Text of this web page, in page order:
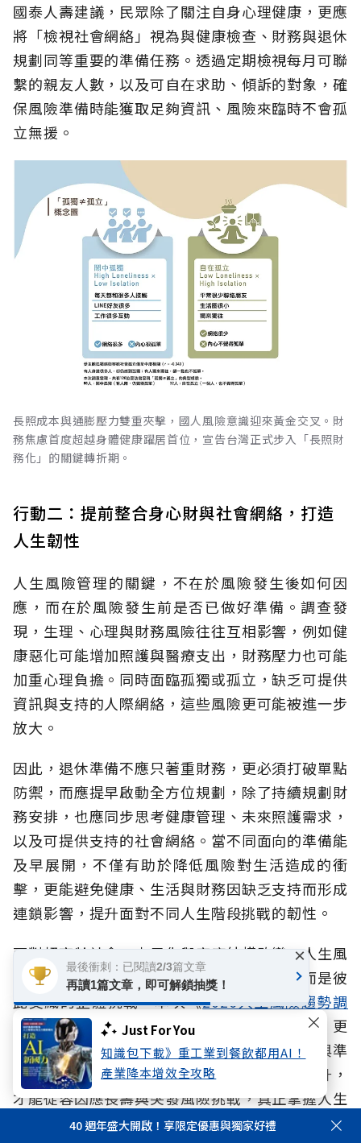
Just For You
知識包下載》重工業到餐飲都用AI！
產業降本增效全攻略
國泰人壽建議，民眾除了關注自身心理健康，更應
將「檢視社會網絡」視為與健康檢查、財務與退休
規劃同等重要的準備任務。透過定期檢視每月可聯
繫的親友人數，以及可自在求助、傾訴的對象，確
保風險準備時能獲取足夠資訊、風險來臨時不會孤
立無援。
長照成本與通膨壓力雙重夾擊，國人風險意識迎來黃金交叉。財
務焦慮首度超越身體健康躍居首位，宣告台灣正式步入「長照財
務化」的關鍵轉折期。
行動二：提前整合身心財與社會網絡，打造
人生韌性
人生風險管理的關鍵，不在於風險發生後如何因
應，而在於風險發生前是否已做好準備。調查發
現，生理、心理與財務風險往往互相影響，例如健
康惡化可能增加照護與醫療支出，財務壓力也可能
加重心理負擔。同時面臨孤獨或孤立，缺乏可提供
資訊與支持的人際網絡，這些風險更可能被進一步
放大。
因此，退休準備不應只著重財務，更必須打破單點
防禦，而應提早啟動全方位規劃，除了持續規劃財
務安排，也應同步思考健康管理、未來照護需求，
以及可提供支持的社會網絡。當不同面向的準備能
及早展開，不僅有助於降低風險對生活造成的衝
擊，更能避免健康、生活與財務因缺乏支持而形成
連鎖影響，提升面對不同人生階段挑戰的韌性。
面對超高齡社會、少子化與家庭結構改變，人生風
險早已不是生理、心理、財務的單一課題，而是彼
此交織的整體挑戰。本次《2026人生風險趨勢調
查報告》提醒我們，除了落實保障與財務規劃，更
重要的是及早辨識風險、建立完整的社會支持與準
備能力。當風險意識、退休準備與行動同步提升，
才能從容因應長壽與突發風險挑戰，真正掌握人生
主導權。40 週年盛大開啟！享限定優惠與獨家好禮
最後衝刺：已閱讀2/3篇文章
再讀1篇文章，即可解鎖抽獎！
×